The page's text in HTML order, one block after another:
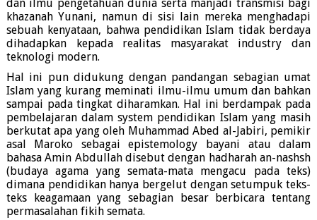
dan ilmu pengetahuan dunia serta manjadi transmisi bagi
khazanah Yunani, namun di sisi lain mereka menghadapi
sebuah kenyataan, bahwa pendidikan Islam tidak berdaya
dihadapkan kepada realitas masyarakat industry dan
teknologi modern.
Hal ini pun didukung dengan pandangan sebagian umat
Islam yang kurang meminati ilmu-ilmu umum dan bahkan
sampai pada tingkat diharamkan. Hal ini berdampak pada
pembelajaran dalam system pendidikan Islam yang masih
berkutat apa yang oleh Muhammad Abed al-Jabiri, pemikir
asal Maroko sebagai epistemology bayani atau dalam
bahasa Amin Abdullah disebut dengan hadharah an-nashsh
(budaya agama yang semata-mata mengacu pada teks)
dimana pendidikan hanya bergelut dengan setumpuk teks-
teks keagamaan yang sebagian besar berbicara tentang
permasalahan fikih semata.